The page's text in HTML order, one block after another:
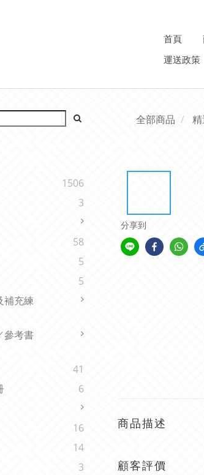
首頁
運送政策
1506
3
58
5
5
補充練
參考書
41
6
16
14
3
全部商品
分享到
商品描述
顧客評價